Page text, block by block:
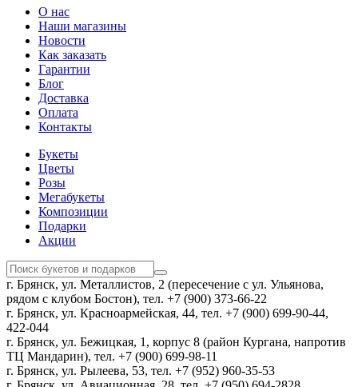
О нас
Наши магазины
Новости
Как заказать
Гарантии
Блог
Доставка
Оплата
Контакты
Букеты
Цветы
Розы
Мегабукеты
Композиции
Подарки
Акции
г. Брянск, ул. Металлистов, 2 (пересечение с ул. Ульянова,
рядом с клубом Бостон), тел. +7 (900) 373-66-22
г. Брянск, ул. Красноармейская, 44, тел. +7 (900) 699-90-44,
422-044
г. Брянск, ул. Бежицкая, 1, корпус 8 (район Кургана, напротив
ТЦ Мандарин), тел. +7 (900) 699-98-11
г. Брянск, ул. Рылеева, 53, тел. +7 (952) 960-35-53